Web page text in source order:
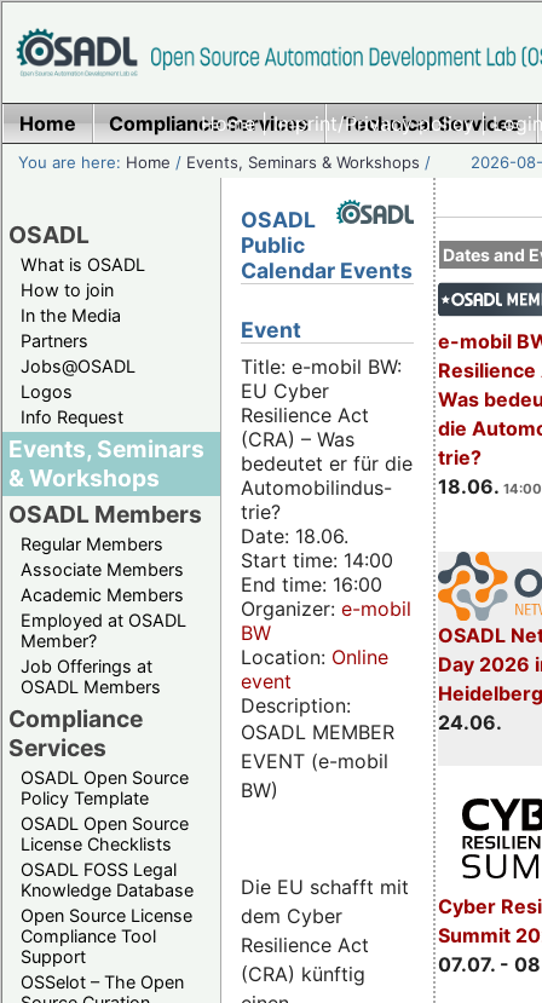
Home|Imprint/Privacy policy|
Home Compliance Services Technical Services
You are here: Home / Events, Seminars & Workshops / 2026-
OSADL
What is OSADL
How to join
In the Media
Partners
Jobs@OSADL
Logos
Info Request
Events, Seminars
& Workshops
OSADL Members
Regular Members
Associate Members
Academic Members
Employed at OSADL
Member?
Job Offerings at
OSADL Members
Compliance
Services
OSADL Open Source
Policy Template
OSADL Open Source
License Checklists
OSADL FOSS Legal
Knowledge Database
Open Source License
Compliance Tool
Support
OSSelot – The Open
Dates and
e-mobil
Resilience
Was
die
trie?
18.06.
OSADL
Day 2026
24.06.
Cyber
Summit
07.07. -
OSADL
Public
Calendar Events
Event
Title: e-mobil BW:
EU Cyber
Resilience Act
(CRA) – Was
bedeutet er für die
Automobilindus-
trie?
Date: 18.06.
Start time: 14:00
End time: 16:00
Organizer: e-mobil
BW
Location: Online
event
Description:
OSADL MEMBER
EVENT (e-mobil
BW)
Die EU schafft mit
dem Cyber
Resilience Act
(CRA) künftig